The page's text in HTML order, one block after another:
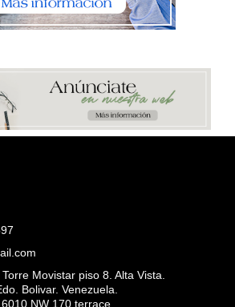
Movistar piso 8. Alta Vista.
Bolivar. Venezuela.
NW 170 terrace